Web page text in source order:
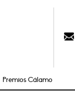
Premios Cálamo